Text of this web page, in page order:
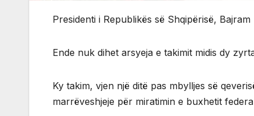
Presidenti i Republikës së Shqipërisë,
Ende nuk dihet arsyeja e takimit midis dy
Ky takim, vjen një ditë pas mbylljes së
marrëveshjeje për miratimin e buxhetit